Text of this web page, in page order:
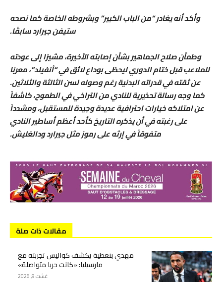
وأكد أنه يغادر “من الباب الكبير” وبشروطه الخاصة كما نصحه
ستيفن جيرارد سابقًا.
وطمأن صلاح الجماهير بشأن إصابته الأخيرة، مشيرًا إلى عودته
للملاعب قبل ختام الدوري ليحظى بوداع لائق في “أنفيلد”، معربًا
عن ثقته في قدراته البدنية رغم وصوله لسن الثالثة والثلاثين.
كما وجه رسالة تحذيرية للنادي من التراخي في الطموح، كاشفاً
عن امتلاكه خيارات احترافية عديدة وجيدة للمستقبل، ومشدداً
على رغبته في أن يذكره التاريخ كأحد أعظم أساطير النادي
متفوقاً في إرثه على رموز مثل جيرارد ودالغليش.
مقالات ذات صلة
مهدي بنعطية يكشف كواليس تجربته مع
مارسيليا: «كانت حربا متواصلة»
غشت 9, 2026